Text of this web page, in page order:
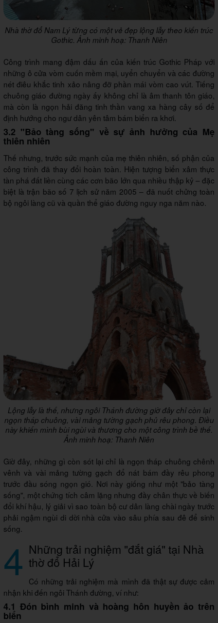
Nhà thờ đổ Nam Lý từng có một vẻ đẹp lộng lẫy theo kiến trúc
Gothic. Ảnh minh hoạ: Thanh Niên
Công trình mang đậm dấu ấn của kiến trúc Gothic Pháp với
những ô cửa vòm cuốn mềm mại, uyển chuyển và các đường
nét điêu khắc tinh xảo nâng đỡ phần mái vòm cao vút. Tiếng
chuông giáo đường ngày ấy không chỉ là âm thanh tôn giáo,
mà còn là ngọn hải đăng tinh thần vang xa hàng cây số để
định hướng cho ngư dân yên tâm bám biển ra khơi.
3.2 "Bảo tàng sống" về sự ảnh hưởng của Mẹ
thiên nhiên
Thế nhưng, trước sức mạnh của mẹ thiên nhiên, số phận của
công trình đã thay đổi hoàn toàn. Hiện tượng biển xâm thực
tàn phá đất liền cùng các cơn bão lớn qua nhiều thập kỷ – đặc
biệt là trận bão số 7 lịch sử năm 2005 – đã nuốt chửng toàn
bộ ngôi làng cũ và quần thể giáo đường nguy nga năm nào.
Lộng lẫy là thế, nhưng ngôi Thánh đường giờ đây chỉ còn lại
ngọn tháp chuông, vài mảng tường gạch phủ rêu phong. Điều
này khiến mình bùi ngùi và thương cho một công trình bề thế.
Ảnh minh hoạ: Thanh Niên
Giờ đây, những gì còn sót lại chỉ là ngọn tháp chuông chênh
vênh và vài mảng tường gạch đổ nát bám đầy rêu phong
trước đầu sóng ngọn gió. Nơi này giống như một "bảo tàng
sống", một chứng tích câm lặng nhưng đầy chân thực về biến
đổi khí hậu, lý giải vì sao toàn bộ cư dân làng chài ngày trước
phải ngậm ngùi di dời nhà cửa vào sâu phía sau đê để sinh
sống.
4 Những trải nghiệm "đắt giá" tại Nhà
thờ đổ Hải Lý
Có những trải nghiệm mà mình đã thật sự được cảm
nhận khi đến ngôi Thánh đường, ví như:
4.1 Đón bình minh và hoàng hôn huyền ảo trên
biển